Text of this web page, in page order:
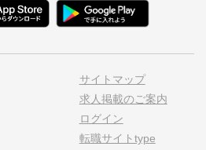
サイトマップ
求人掲載のご案内
ログイン
転職サイトtype